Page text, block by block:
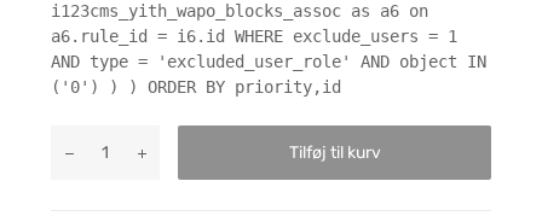
i123cms_yith_wapo_blocks_assoc as a6 on
a6.rule_id = i6.id WHERE exclude_users = 1
AND type = 'excluded_user_role' AND object IN
('0') ) ) ORDER BY priority,id
Tilføj til kurv